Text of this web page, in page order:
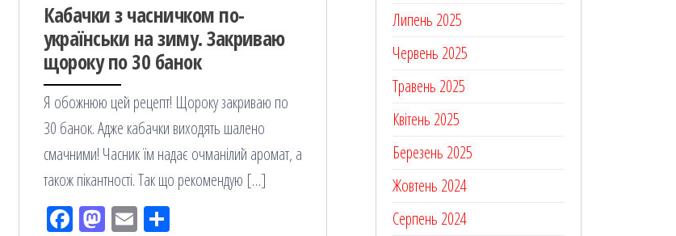
Кабачки з часничком по-
українськи на зиму. Закриваю
щороку по 30 банок
Я обожнюю цей рецепт! Щороку закриваю по
30 банок. Адже кабачки виходять шалено
смачними! Часник їм надає очманілий аромат, а
також пікантності. Так що рекомендую […]
FacM EmПо
Липень 2025
Червень 2025
Травень 2025
Квітень 2025
Березень 2025
Жовтень 2024
Серпень 2024